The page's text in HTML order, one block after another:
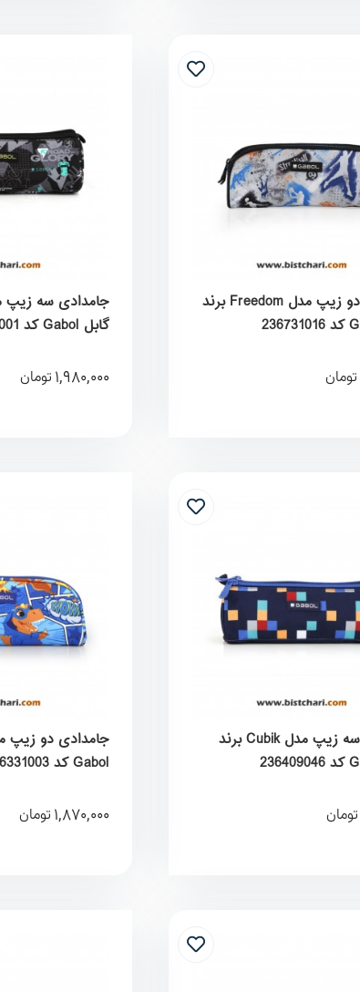
جامدادی دو زیپ مدل Freedom برند
تومان
گابل Gabol کد 236509001
1,980,000 تومان
جامدادی سه زیپ مدل Cubik برند
تومان
Gabol کد 236331003
1,870,000 تومان